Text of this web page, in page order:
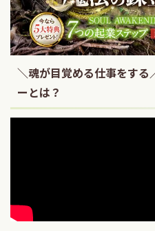
＼魂が目覚める仕事をする
ーとは？